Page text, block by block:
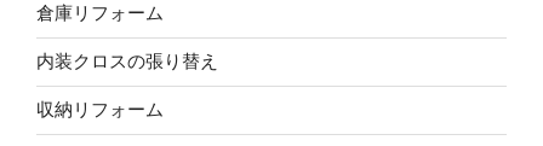
倉庫リフォーム
内装クロスの張り替え
収納リフォーム